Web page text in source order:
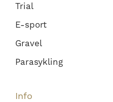
Trial
E-sport
Gravel
Parasykling
Info